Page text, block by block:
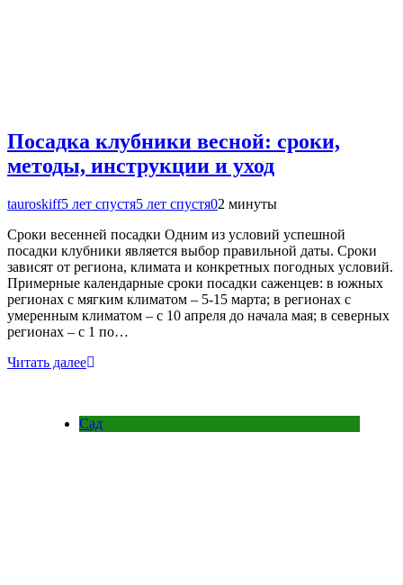
Посадка клубники весной: сроки,
методы, инструкции и уход
tauroskiff5 лет спустя5 лет спустя02 минуты
Сроки весенней посадки Одним из условий успешной
посадки клубники является выбор правильной даты. Сроки
зависят от региона, климата и конкретных погодных условий.
Примерные календарные сроки посадки саженцев: в южных
регионах с мягким климатом – 5-15 марта; в регионах с
умеренным климатом – с 10 апреля до начала мая; в северных
регионах – с 1 по…
Читать далее
Сад